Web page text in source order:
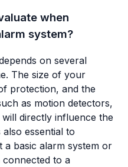
when
system?
on several
The size of your
protection, and the
as motion detectors,
directly influence the
essential to
basic alarm system or
to a